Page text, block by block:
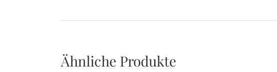
Ähnliche Produkte